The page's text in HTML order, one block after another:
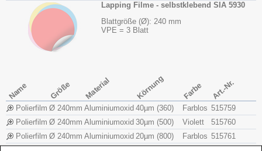
Lapping Filme - selbstklebend SIA 5930
Blattgröße (Ø): 240 mm
VPE = 3 Blatt
Name Größe Material Körnung Farbe Art.-Nr.
Polierfilm Ø 240mm Aluminiumoxid 40µm (360) Farblos 515759
Polierfilm Ø 240mm Aluminiumoxid 30µm (500) Violett
515760
Polierfilm Ø 240mm Aluminiumoxid 20µm (800) Farblos 515761